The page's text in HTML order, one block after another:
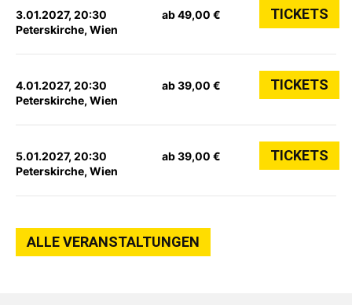
3.01.2027, 20:30
Peterskirche, Wien
ab 49,00 € TICKETS
4.01.2027, 20:30
Peterskirche, Wien
ab 39,00 € TICKETS
5.01.2027, 20:30
Peterskirche, Wien
ab 39,00 € TICKETS
ALLE VERANSTALTUNGEN